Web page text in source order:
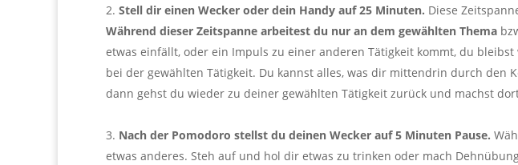
Stell dir einen Wecker oder dein Handy auf 25 Minuten. Diese
Während dieser Zeitspanne arbeitest du nur an dem gewählten Thema
etwas einfällt, oder ein Impuls zu einer anderen Tätigkeit kommt, du
bei der gewählten Tätigkeit. Du kannst alles, was dir mittendrin durch den
dann gehst du wieder zu deiner gewählten Tätigkeit zurück und machst
Nach der Pomodoro stellst du deinen Wecker auf 5 Minuten Pause.
etwas anderes. Steh auf und hol dir etwas zu trinken oder mach